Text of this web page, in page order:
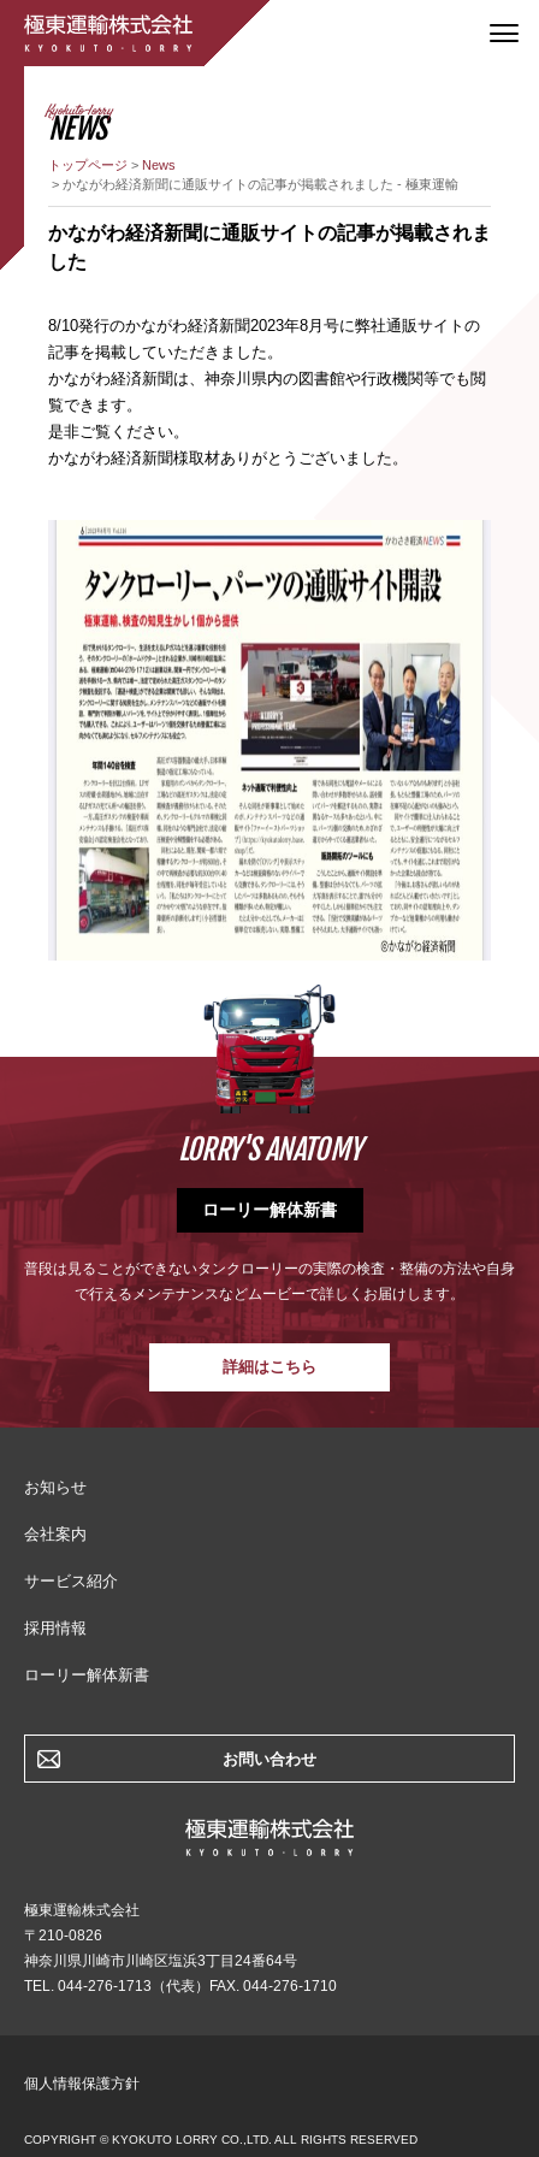
Kyokuto-lorry
NEWS
トップページ
News
かながわ経済新聞に通販サイトの記事が掲載されました - 極東運輸
かながわ経済新聞に通販サイトの記事が掲載されま
した
8/10発行のかながわ経済新聞2023年8月号に弊社通販サイトの
記事を掲載していただきました。
かながわ経済新聞は、神奈川県内の図書館や行政機関等でも閲
覧できます。
是非ご覧ください。
かながわ経済新聞様取材ありがとうございました。
LORRY'S ANATOMY
ローリー解体新書
普段は見ることができないタンクローリーの実際の検査・整備の方法や自身
で行えるメンテナンスなどムービーで詳しくお届けします。
詳細はこちら
お知らせ
会社案内
サービス紹介
採用情報
ローリー解体新書
お問い合わせ
極東運輸株式会社
〒210-0826
神奈川県川崎市川崎区塩浜3丁目24番64号
TEL. 044-276-1713（代表）FAX. 044-276-1710
個人情報保護方針
COPYRIGHT © KYOKUTO LORRY CO.,LTD. ALL RIGHTS RESERVED